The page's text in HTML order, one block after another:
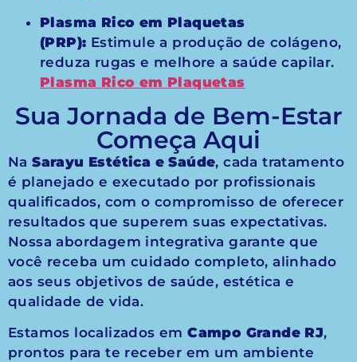
Plasma Rico em Plaquetas
(PRP): Estimule a produção de colágeno,
reduza rugas e melhore a saúde capilar.
Plasma Rico em Plaquetas
Sua Jornada de Bem-Estar
Começa Aqui
NaSarayu Estética e Saúde, cada tratamento
é planejado e executado por profissionais
qualificados, com o compromisso de oferecer
resultados que superem suas expectativas.
Nossa abordagem integrativa garante que
você receba um cuidado completo, alinhado
aos seus objetivos de saúde, estética e
qualidade de vida.
Estamos localizados emCampo Grande RJ,
prontos para te receber em um ambiente